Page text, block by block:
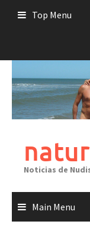
Top Menu
Noticias de
Main Menu